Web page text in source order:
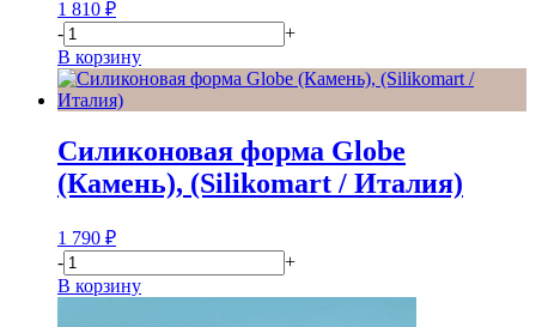
1 810 ₽
-
+
В корзину
Силиконовая форма Globe
(Камень), (Silikomart / Италия)
1 790 ₽
-
+
В корзину